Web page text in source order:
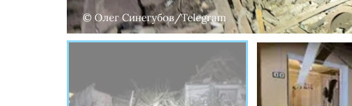
© Олег Синегубов/Telegram